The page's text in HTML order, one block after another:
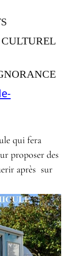
qui fera
proposer des
après sur